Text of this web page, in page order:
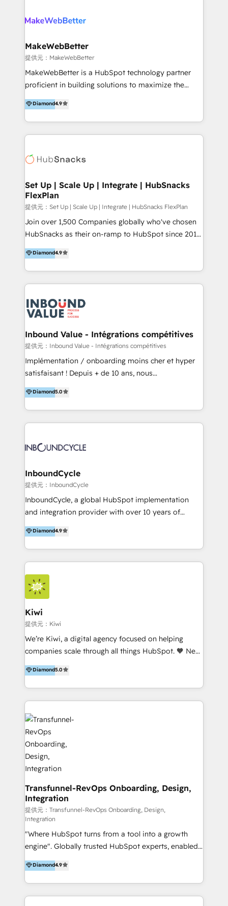
『最適なハブ』になります。 ーーーーーーーーーーー
90分程度） -現状課題の抽出、現実的な目標の確認 -要
見積り提示・ご承認、スケジュール決定、プロジェクト
キックオフ -マーケティング戦略策定（KGI）、ウェブ
戦略・戦術の設計（KPI） -全体導線遷移設計、ビジュ
プレート構築（CMS Hub） -顧客ライフサイクルステ
義・構築（Marketing Hub） -営業パイプラインの定
（Salesforce,SanSan,freeeなどとのデータ連携） -テ
スト公開・ブラウザチェック -本番公開、操作レクチャ
ー・マニュアル作成 -運用支援開始 ーーーーーーーーー
ーーーーーーーーーーーーーーーーーーーーー まずは
ハブワンにお気軽にご相談ください。
BPO・実務まで幅広いご支援が可能です。 また、2022
らはじめるBtoB営業DX BtoB営業もここまでデジタル
化できる! 」を出版いたしました。 HubSpotの導入／
活用支援以外にも、下記のようなサービスを提供してい
ます。 - ABMターゲット定義 / リスト作成 - カスタマ
着 - WEB / LP / BtoB-EC制作 - WEB広告(Google/FB
他)運用 - 記事コンテンツ / 動画制作 - インサイドセー
織構築
MakeWebBetter
提供元：MakeWebBetter
MakeWebBetter is a HubSpot technology partner
proficient in building solutions to maximize the
operational efficiency of HubSpot. The fastest-
growing tech-enabler & facilitator, MakeWebBetter,
hands you the blend of HubSpot expertise &
eminent solutions & integrations. Trust us to
Elite Partners with 10+ years of HubSpot experience
Premier Partner 2023 🌟5 HubSpot Accreditations 🌟
Won HubSpot Theme Challenge 2021 🌟INBOUND’19
HubSpot Rising Star Why us? Harnessing the full
potential of the powerful HubSpot CRM. ✔️A team of
HubSpot experts backed by over 10+ years of
Hourly-fee (assigned one Dedicated HubSpot
Admin); Monthly-fee (HubSpot Admin + Project
far with our HubSpot solutions. ✔️Bespoke apps &
Diamond4.9
Set Up | Scale Up | Integrate | HubSnacks
FlexPlan
提供元：Set Up | Scale Up | Integrate | HubSnacks FlexPlan
Join over 1,500 Companies globally who've chosen
HubSnacks as their on-ramp to HubSpot since 2014
Simple pay-as-you-go plans that accelerate value...
1️⃣ Set Up | Onboarding New or Check-fixing existing
HubSpot portals 2️⃣ Scale Up | 100% HubSpot Task
Execution... Global 24/7 ... All Experts 3️⃣ Integrate |
Slash months from your API Integration project... ⬅️
Click "Contact Business" ⬅️ to access 150+ Kickstart
Integration templates that put HubSpot in the center
of your tech stack, syncing... 🛍️ Shopify or
WooCommerce 💲 Stripe or Paypal 💰 Sage or
Netsuite 🤖 Google or Microsoft ✍️ DocuSign or
the rare Advanced "Custom Integrations"
Accreditation, securely sync data across... 🔄 any
new HubSpot portal with Advanced Website and
CRM Migrations using our in-house "HubScrub" Tool.
Diamond4.9
Inbound Value - Intégrations compétitives
提供元：Inbound Value - Intégrations compétitives
Implémentation / onboarding moins cher et hyper
satisfaisant ! Depuis + de 10 ans, nous
accompagnons des entreprises dans
l’automatisation de leur croissance digitale via
HubSpot avec une approche compétitive. Nous
aidons nos clients à générer plus de RDV en
sommes une agence d’Inbound marketing et sales à
Diamond5.0
InboundCycle
提供元：InboundCycle
InboundCycle, a global HubSpot implementation
and integration provider with over 10 years of
experience, serves businesses in diverse industries.
With offices in Spain, Chile, Mexico, and Brazil, our
team of 100+ professionals deliver multilingual
services to clients in 15 countries. As the first
HubSpot Elite Partner in Latin America and Spain,
we hold numerous accreditations, including CRM
Implementation and Data Migration. Our services
include HubSpot setup and customization,
Marketing Automation, Inbound Marketing, Inbound
Sales, and Account-Based Marketing (ABM). We use
our skills in marketing automation and integrations
By working with InboundCycle, businesses benefit
from our extensive experience and expertise in
and achieve their goals.
Diamond4.9
Kiwi
提供元：Kiwi
We’re Kiwi, a digital agency focused on helping
companies scale through all things HubSpot. 🧡 New
HubSpot user? With 250+ implementations under
our belt, we bring proven expertise in solutions
architecture, onboarding, data migration, CRM builds
and integrations. Long-time HubSpotter? We’ll help
clean up your “hot mess” portal with our HubSpot
Action Plan, then continue support through a digital
marketing retainer. Our fully remote, international
team of HubSpot experts is: + 4x accredited
Diamond partner + Leaders of a HubSpot User
Group AND Community Group for B2B Technology +
Members of HubSpot's Partner Scaled Onboarding
program + Host of "Your HubSpot Helper" videos
on YouTube + Certified as HubSpot Trainers +
Recipients of 150+ certifications from HubSpot
Academy Whether you’re brand new to HubSpot or
using multiple Hubs for years, we’re here to turn
clients into raving fans. Don’t just take our word for
it…check out our growing list of 5-star reviews
below!
Diamond5.0
Transfunnel-RevOps Onboarding, Design,
Integration
提供元：Transfunnel-RevOps Onboarding, Design,
Integration
"Where HubSpot turns from a tool into a growth
engine". Globally trusted HubSpot experts, enabled
1200+ organisations across USA, North America, UK,
Europe, India, Australia, including big enterprise
accounts to startups alike. Transfunnel is known for:
- CUSTOM MARTECH SOLUTIONS - TECHNICAL
Diamond4.9